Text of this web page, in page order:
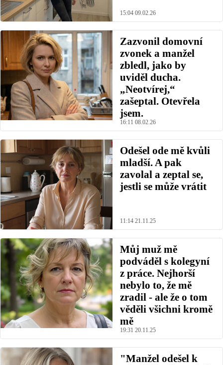
15:04 09.02.26
Zazvonil domovní
zvonek a manžel
zbledl, jako by
uviděl ducha.
„Neotvírej,“
zašeptal. Otevřela
jsem.
16:11 08.02.26
Odešel ode mě kvůli
mladší. A pak
zavolal a zeptal se,
jestli se může vrátit
11:14 21.11.25
Můj muž mě
podváděl s kolegyní
z práce. Nejhorší
nebylo to, že mě
zradil - ale že o tom
věděli všichni kromě
mě
19:31 20.11.25
"Manžel odešel k